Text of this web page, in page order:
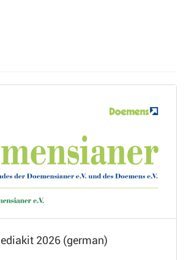
2026 (german)